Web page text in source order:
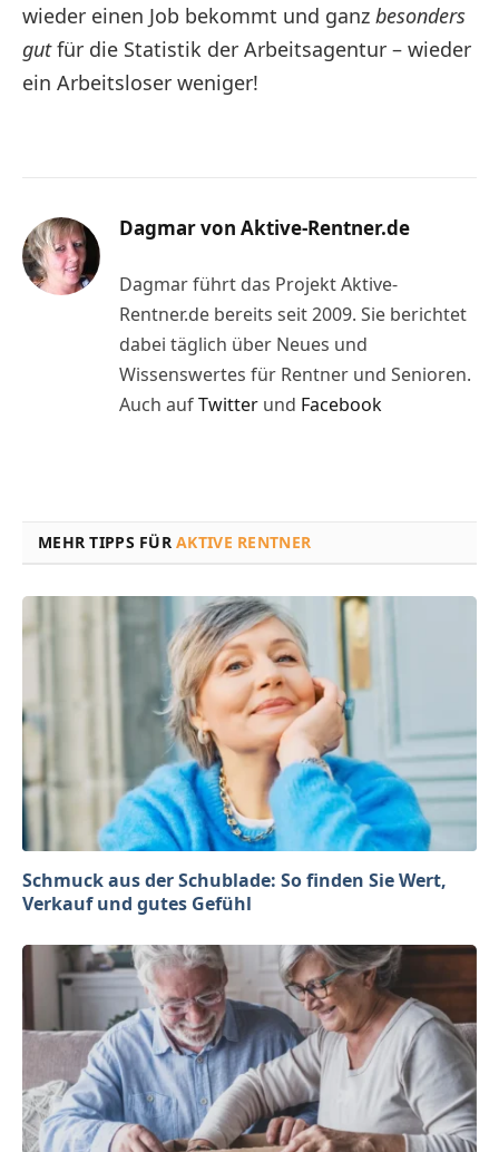
wieder einen Job bekommt und ganz besonders
gutfür die Statistik der Arbeitsagentur – wieder
ein Arbeitsloser weniger!
Dagmar von Aktive-Rentner.de
Dagmar führt das Projekt Aktive-
Rentner.de bereits seit 2009. Sie berichtet
dabei täglich über Neues und
Wissenswertes für Rentner und Senioren.
Auch aufTwitter und Facebook
MEHR TIPPS FÜRAKTIVE RENTNER
Schmuck aus der Schublade: So finden Sie Wert,
Verkauf und gutes Gefühl